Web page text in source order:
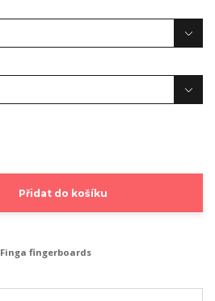
Přidat do košíku
Finga fingerboards